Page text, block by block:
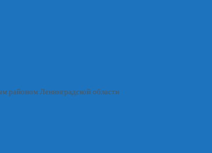
районом Ленинградской области